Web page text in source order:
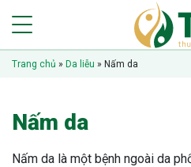
Trang chủ » Da liễu » Nấm da
Nấm da
Nấm da là một bệnh ngoài da